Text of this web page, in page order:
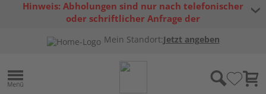
Hinweis: Abholungen sind nur nach telefonischer
oder schriftlicher Anfrage der
Mein Standort:Jetzt angeben